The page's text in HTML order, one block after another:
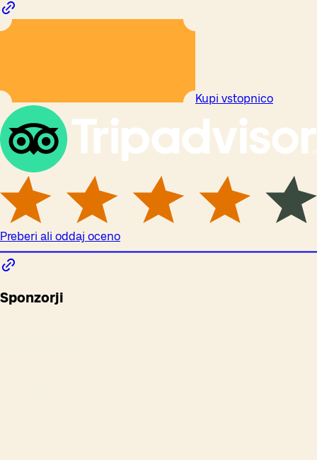
Kupi vstopnico
Preberi ali oddaj oceno
Sponzorji